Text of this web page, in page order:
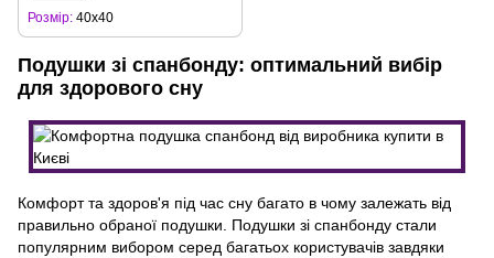
Розмір 40х40
Подушки зі спанбонду: оптимальний вибір
для здорового сну
Комфорт та здоров'я під час сну багато в чому залежать від
правильно обраної подушки. Подушки зі спанбонду стали
популярним вибором серед багатьох користувачів завдяки